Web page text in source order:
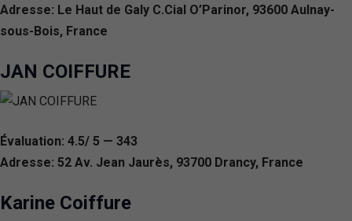
Adresse: Le Haut de Galy C.Cial O’Parinor, 93600 Aulnay-
sous-Bois, France
JAN COIFFURE
Évaluation: 4.5/ 5 — 343
Adresse: 52 Av. Jean Jaurès, 93700 Drancy, France
Karine Coiffure